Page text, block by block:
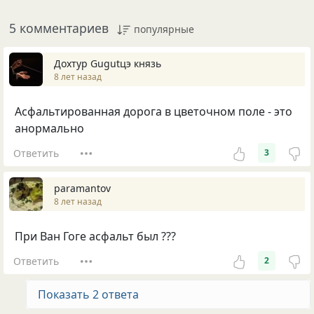
5 комментариев популярные
Дохтур Gugutцэ князь
8 лет назад
Асфальтированная дорога в цветочном поле - это
анормально
Ответить 3
paramantov
8 лет назад
При Ван Гоге асфальт был ???
Ответить 2
Показать 2 ответа